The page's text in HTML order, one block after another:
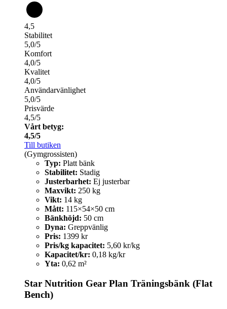
4,5
Stabilitet
5,0/5
Komfort
4,0/5
Kvalitet
4,0/5
Användarvänlighet
5,0/5
Prisvärde
4,5/5
Vårt betyg:
4,5/5
Till butiken
(Gymgrossisten)
Typ: Platt bänk
Stabilitet: Stadig
Justerbarhet: Ej justerbar
Maxvikt: 250 kg
Vikt: 14 kg
Mått: 115×54×50 cm
Bänkhöjd: 50 cm
Dyna: Greppvänlig
Pris: 1399 kr
Pris/kg kapacitet: 5,60 kr/kg
Kapacitet/kr: 0,18 kg/kr
Yta: 0,62 m²
Star Nutrition Gear Plan Träningsbänk (Flat
Bench)